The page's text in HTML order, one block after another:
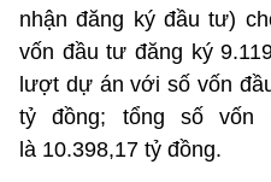
nhận đăng ký đầu tư)
vốn đầu tư đăng ký
lượt dự án với số vốn
tỷ đồng; tổng số vốn
là 10.398,17 tỷ đồng.